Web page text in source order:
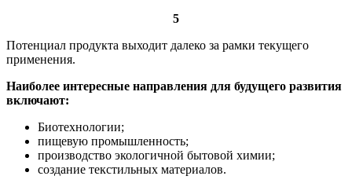
5
Потенциал продукта выходит далеко за рамки текущего
применения.
Наиболее интересные направления для будущего развития
включают:
Биотехнологии;
пищевую промышленность;
производство экологичной бытовой химии;
создание текстильных материалов.